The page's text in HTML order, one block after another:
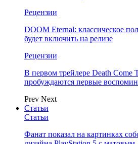
Рецензии
DOOM Eternal: классическое
будет включить на релизе
Рецензии
В первом трейлере Death Come
пробуждаются первые
Prev Next
Статьи
Статьи
Фанат показал на картинках